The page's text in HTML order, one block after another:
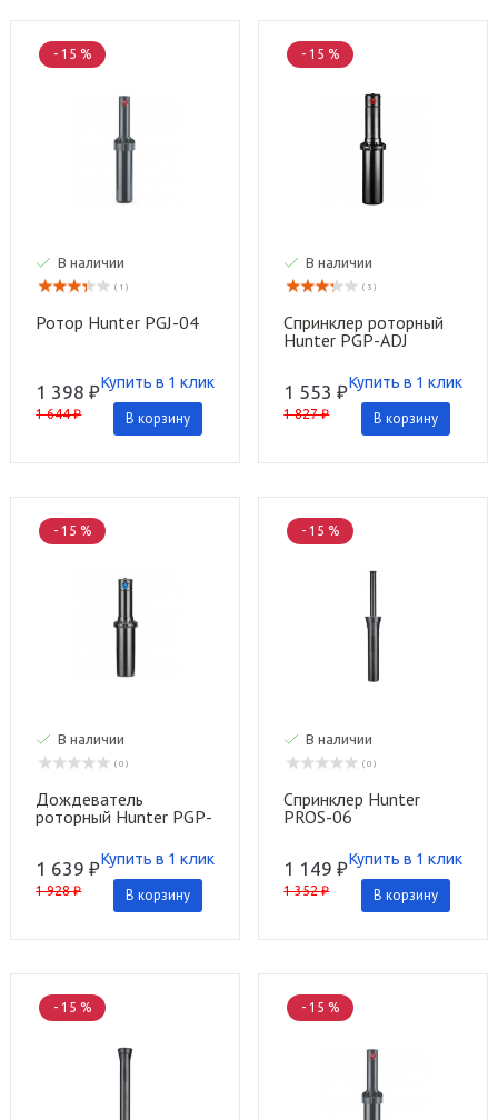
- 15 %
В наличии
( 1 )
Ротор Hunter PGJ-04
1 398 ₽
1 644 ₽
Купить в 1 клик
В корзину
- 15 %
В наличии
( 3 )
Спринклер роторный
Hunter PGP-ADJ
1 553 ₽
1 827 ₽
Купить в 1 клик
В корзину
- 15 %
В наличии
( 0 )
Дождеватель
роторный Hunter PGP-
1 639 ₽
1 928 ₽
Купить в 1 клик
В корзину
- 15 %
В наличии
( 0 )
Спринклер Hunter
PROS-06
1 149 ₽
1 352 ₽
Купить в 1 клик
В корзину
- 15 % - 15 %